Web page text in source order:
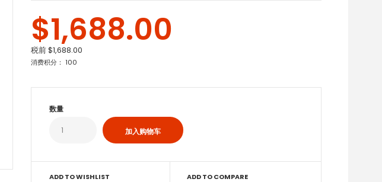
$1,688.00
税前$1,688.00
消费积分： 100
数量
ADD TO WISHLIST ADD TO COMPARE